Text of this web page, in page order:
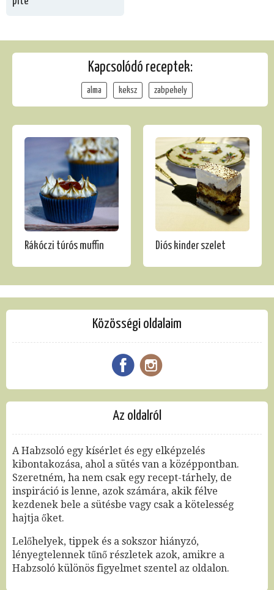
Kapcsolódó receptek:
alma keksz zabpehely
Rákóczi túrós muffin Diós kinder szelet
Közösségi oldalaim
Az oldalról
A Habzsoló egy kísérlet és egy elképzelés
kibontakozása, ahol a sütés van a középpontban.
Szeretném, ha nem csak egy recept-tárhely, de
inspiráció is lenne, azok számára, akik félve
kezdenek bele a sütésbe vagy csak a kötelesség
hajtja őket.
Lelőhelyek, tippek és a sokszor hiányzó,
lényegtelennek tűnő részletek azok, amikre a
Habzsoló különös figyelmet szentel az oldalon.